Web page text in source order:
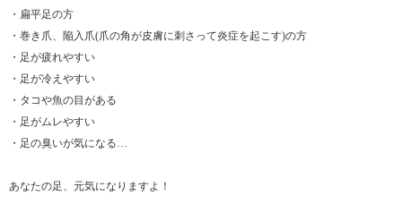
・扁平足の方
・巻き爪、陥入爪(爪の角が皮膚に刺さって炎症を起こす)の方
・足が疲れやすい
・足が冷えやすい
・タコや魚の目がある
・足がムレやすい
・足の臭いが気になる…
あなたの足、元気になりますよ！